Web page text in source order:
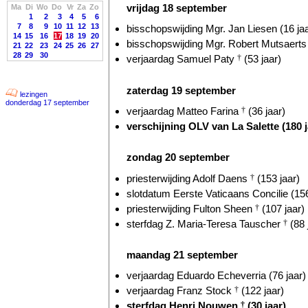
Ma Di Wo Do Vr Za Zo
1
2 3 4 5
6
7
8 9 10 11 12 13
14 15 16 17 18 19 20
21 22 23 24 25 26 27
28 29 30
lezingen
donderdag 17 september
vrijdag 18 september
bisschopswijding Mgr. Jan Liesen (16
bisschopswijding Mgr. Robert
verjaardag Samuel Paty † (53 jaar)
zaterdag 19 september
verjaardag Matteo Farina † (36 jaar)
verschijning OLV van La Salette (180
zondag 20 september
priesterwijding Adolf Daens † (153 jaar)
slotdatum Eerste Vaticaans Concilie
priesterwijding Fulton Sheen † (107 jaar)
sterfdag Z. Maria-Teresa Tauscher † (88
maandag 21 september
verjaardag Eduardo Echeverria (76 jaar)
verjaardag Franz Stock † (122 jaar)
†